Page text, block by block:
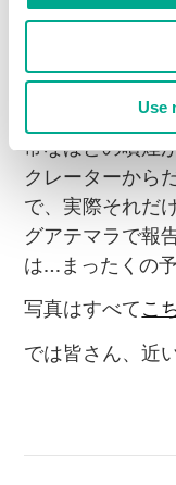
Use
ったが。それが
グアテマラ滞在
いっても、頂上
常なほどの噴煙
クレーターから
で、実際それだ
グアテマラで報
は… まったくの
写真はすべてこ
では皆さん、近